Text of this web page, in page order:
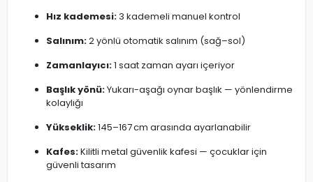
Hız kademesi:3 kademeli manuel kontrol
Salınım:2 yönlü otomatik salınım (sağ–sol)
Zamanlayıcı:1 saat zaman ayarı içeriyor
Başlık yönü:Yukarı-aşağı oynar başlık — yönlendirme
kolaylığı
Yükseklik:145–167 cm arasında ayarlanabilir
Kafes:Kilitli metal güvenlik kafesi — çocuklar için
güvenli tasarım